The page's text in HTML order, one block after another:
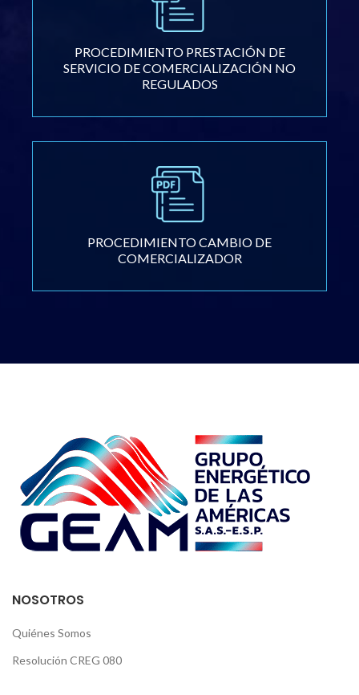
PROCEDIMIENTO PRESTACIÓN DE
SERVICIO DE COMERCIALIZACIÓN NO
REGULADOS
PROCEDIMIENTO CAMBIO DE
COMERCIALIZADOR
NOSOTROS
Quiénes Somos
Resolución CREG 080